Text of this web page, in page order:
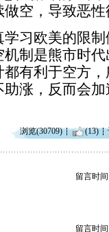
空，导致恶性
习欧美的限
制是熊市时
有利于空方
涨，反而会
浏览(30709) (13)
留言时间
留言时间